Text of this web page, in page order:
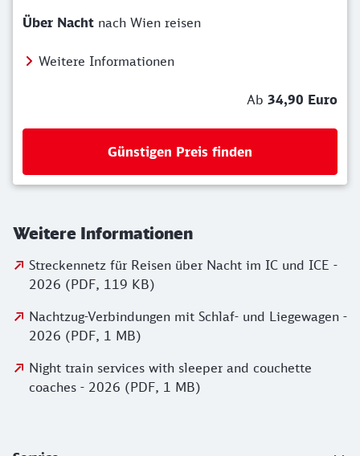
Über Nacht nach Wien reisen
Weitere Informationen
Ab 34,90 Euro
Günstigen Preis finden
Weitere Informationen
Streckennetz für Reisen über Nacht im IC und ICE -
2026 (PDF, 119 KB)
Nachtzug-Verbindungen mit Schlaf- und Liegewagen -
2026 (PDF, 1 MB)
Night train services with sleeper and couchette
coaches - 2026 (PDF, 1 MB)